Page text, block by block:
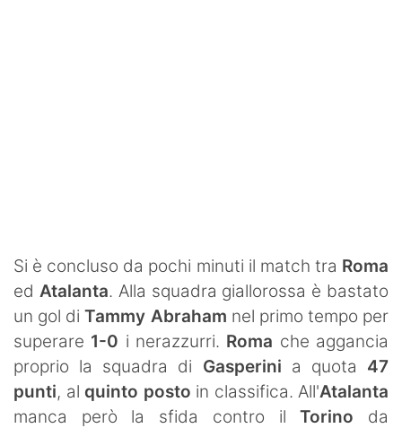
Si è concluso da pochi minuti il match tra Roma
ed Atalanta. Alla squadra giallorossa è bastato
un gol diTammy Abraham nel primo tempo per
superare 1-0 i nerazzurri. Roma che aggancia
proprio la squadra di Gasperini a quota 47
punti, al quinto posto in classifica. All'Atalanta
manca però la sfida contro ilTorino da